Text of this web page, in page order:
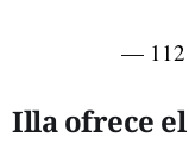
— 112
Illa ofrece